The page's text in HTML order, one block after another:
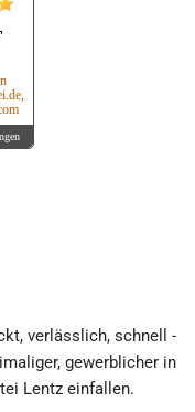
verlässlich, schnell -
gewerblicher in
Lentz einfallen.